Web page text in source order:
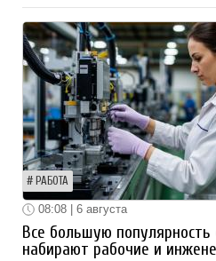
РАБОТА
08:08 | 6 августа
Все большую
набирают рабочие и